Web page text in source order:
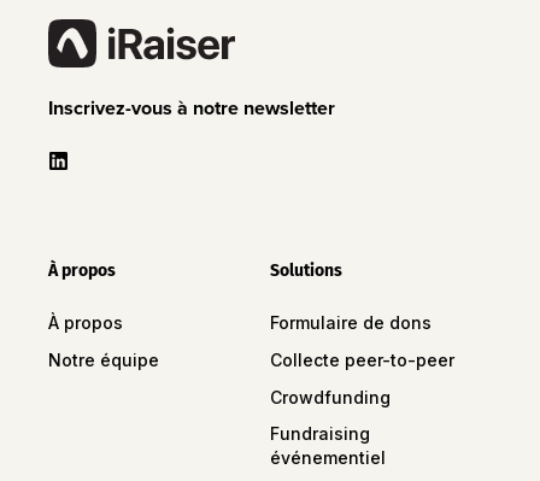
Inscrivez-vous à notre newsletter
À propos
À propos
Notre équipe
Solutions
Formulaire de dons
Collecte peer-to-peer
Crowdfunding
Fundraising
événementiel